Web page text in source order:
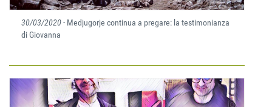
30/03/2020- Medjugorje continua a pregare: la testimonianza
di Giovanna